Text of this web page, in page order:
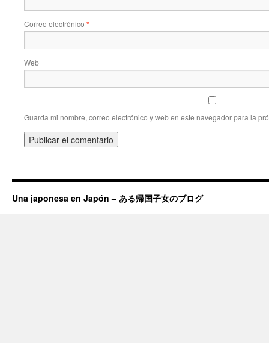
Correo electrónico *
Web
Guarda mi nombre, correo electrónico y web en este navegador para la
Una japonesa en Japón – ある帰国子女のブログ